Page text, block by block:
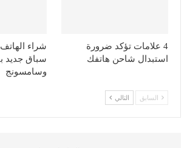
4 علامات تؤكد ضرورة
استبدال شاحن هاتفك
شراء
سباق جديد
وسامسونج
السابق التالي